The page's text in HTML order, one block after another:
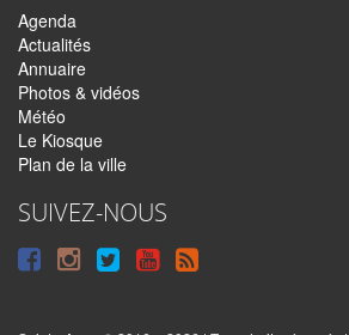
Agenda
Actualités
Annuaire
Photos & vidéos
Météo
Le Kiosque
Plan de la ville
SUIVEZ-NOUS
SuivreSuivreSuivreSyndiquer